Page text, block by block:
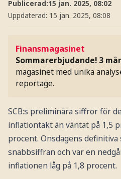
Publicerad:15 jan. 2025, 08:02
Uppdaterad: 15 jan. 2025, 08:08
Finansmagasinet
Sommarerbjudande! 3
magasinet med unika
reportage.
SCB:s preliminära siffror för
inflationtakt än väntat på 1,5
procent. Onsdagens
snabbsiffran och var en
inflationen låg på 1,8 procent.